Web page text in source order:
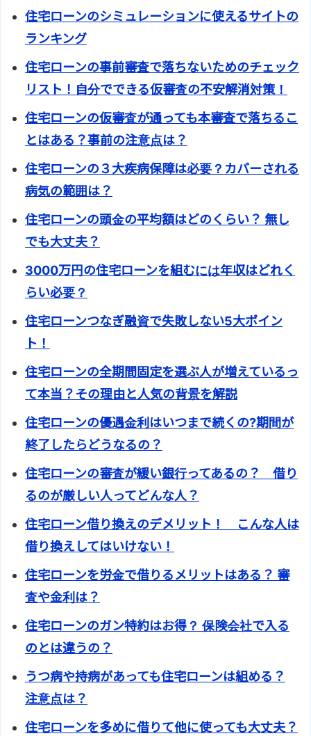
住宅ローンのシミュレーションに使えるサイトの
ランキング
住宅ローンの事前審査で落ちないためのチェック
リスト！自分でできる仮審査の不安解消対策！
住宅ローンの仮審査が通っても本審査で落ちるこ
とはある？事前の注意点は？
住宅ローンの３大疾病保障は必要？カバーされる
病気の範囲は？
住宅ローンの頭金の平均額はどのくらい？ 無し
でも大丈夫？
3000万円の住宅ローンを組むには年収はどれく
らい必要？
住宅ローンつなぎ融資で失敗しない5大ポイン
ト！
住宅ローンの全期間固定を選ぶ人が増えているっ
て本当？その理由と人気の背景を解説
住宅ローンの優遇金利はいつまで続くの?期間が
終了したらどうなるの？
住宅ローンの審査が緩い銀行ってあるの？ 借り
るのが厳しい人ってどんな人？
住宅ローン借り換えのデメリット！ こんな人は
借り換えしてはいけない！
住宅ローンを労金で借りるメリットはある？ 審
査や金利は？
住宅ローンのガン特約はお得？ 保険会社で入る
のとは違うの？
うつ病や持病があっても住宅ローンは組める？
注意点は？
住宅ローンを多めに借りて他に使っても大丈夫？